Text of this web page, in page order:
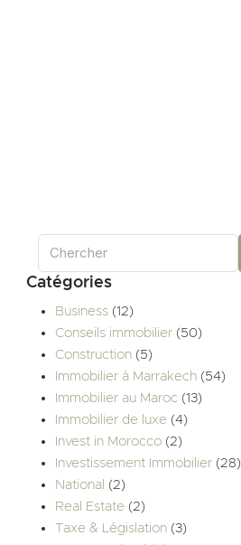
Catégories
Business (12)
Conseils immobilier (50)
Construction (5)
Immobilier à Marrakech (54)
Immobilier au Maroc (13)
Immobilier de luxe (4)
Invest in Morocco (2)
Investissement Immobilier (28)
National (2)
Real Estate (2)
Taxe & Législation (3)